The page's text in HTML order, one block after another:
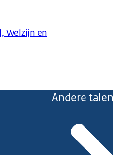
Welzijn en
Andere talen